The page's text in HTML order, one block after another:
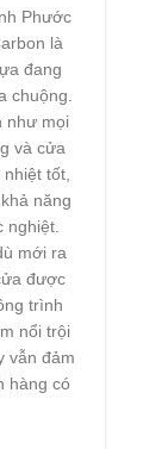
Phước
là
đang
chuộng.
như mọi
và cửa
tốt,
năng
nghiệt.
mới ra
được
trình
nổi trội
vẫn đảm
hàng có